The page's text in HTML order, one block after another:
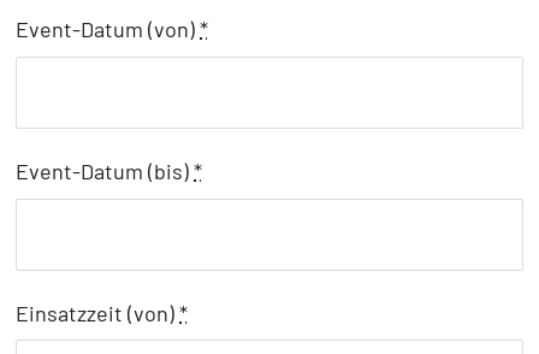
Event-Datum (von)*
Event-Datum (bis)*
Einsatzzeit (von)*